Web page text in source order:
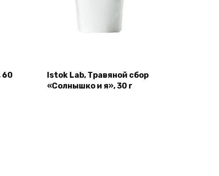
60
Istok Lab, Травяной сбор
«Солнышко и я», 30 г